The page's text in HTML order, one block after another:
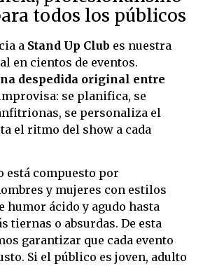
todos los públicos
a Stand Up Club es nuestra
en cientos de eventos.
despedida original entre
se planifica, se
se personaliza el
el ritmo del show a cada
está compuesto por
y mujeres con estilos
humor ácido y agudo hasta
tiernas o absurdas. De esta
garantizar que cada evento
Si el público es joven, adulto